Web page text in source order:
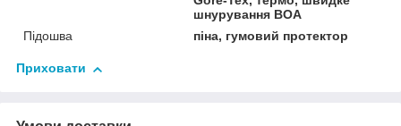
шнурування BOA
Підошва
піна, гумовий протектор
Приховати